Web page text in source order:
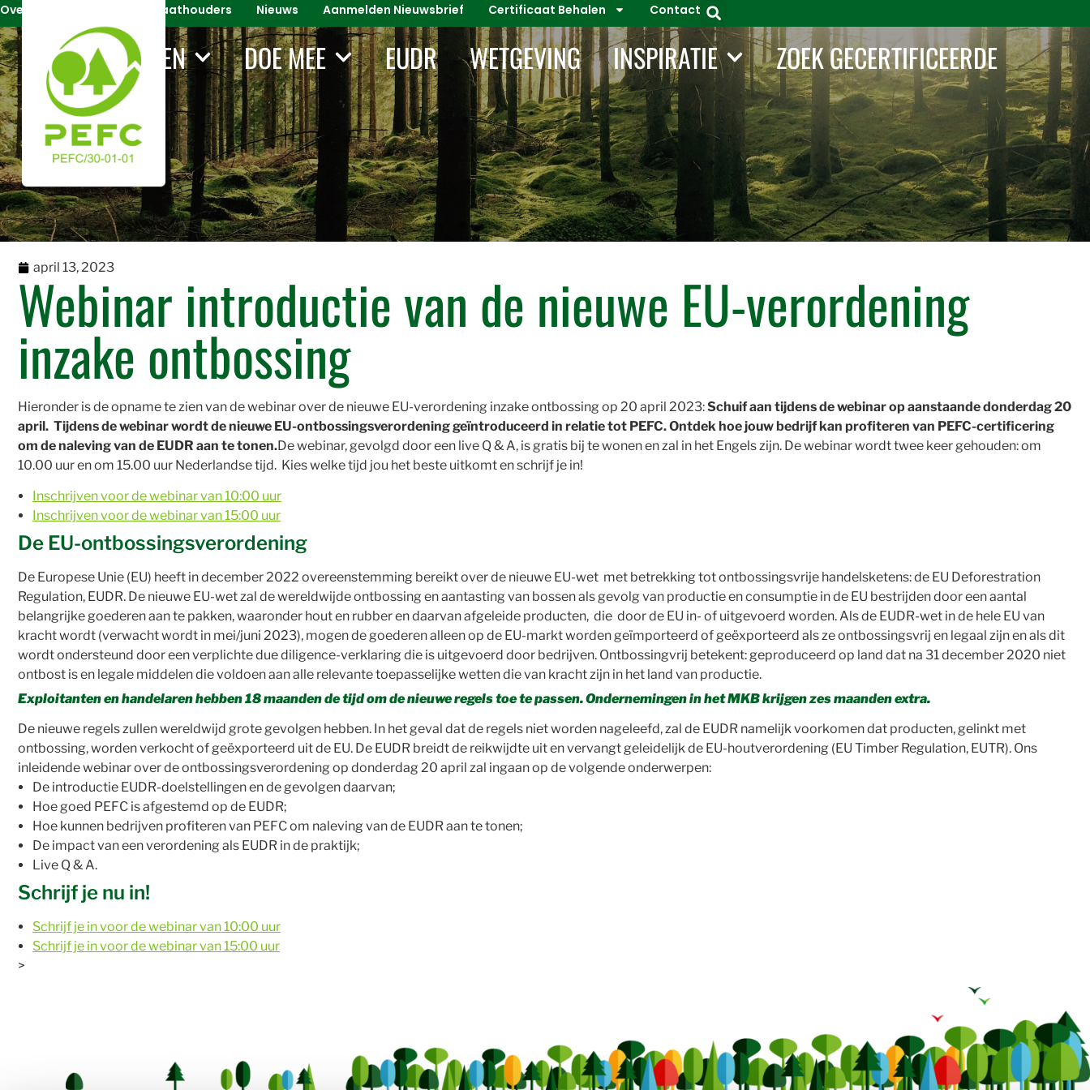
Over PEFC Voor Certificaathouders Nieuws Aanmelden Nieuwsbrief Certificaat Behalen Contact
WAT WIJ DOEN DOE MEE EUDR WETGEVING INSPIRATIE ZOEK GECERTIFICEERDE
april 13, 2023
Webinar introductie van de nieuwe EU-verordening
inzake ontbossing
Hieronder is de opname te zien van de webinar over de nieuwe EU-verordening inzake ontbossing op 20 april 2023:Schuif aan tijdens de webinar op aanstaande donderdag 20
april. Tijdens de webinar wordt de nieuwe EU-ontbossingsverordening geïntroduceerd in relatie tot PEFC. Ontdek hoe jouw bedrijf kan profiteren van PEFC-certificering
om de naleving van de EUDR aan te tonen.De webinar, gevolgd door een live Q & A, is gratis bij te wonen en zal in het Engels zijn. De webinar wordt twee keer gehouden: om
10.00 uur en om 15.00 uur Nederlandse tijd. Kies welke tijd jou het beste uitkomt en schrijf je in!
Inschrijven voor de webinar van 10:00 uur
Inschrijven voor de webinar van 15:00 uur
De EU-ontbossingsverordening
De Europese Unie (EU) heeft in december 2022 overeenstemming bereikt over de nieuwe EU-wet met betrekking tot ontbossingsvrije handelsketens: de EU Deforestration
Regulation, EUDR. De nieuwe EU-wet zal de wereldwijde ontbossing en aantasting van bossen als gevolg van productie en consumptie in de EU bestrijden door een aantal
belangrijke goederen aan te pakken, waaronder hout en rubber en daarvan afgeleide producten, die door de EU in- of uitgevoerd worden. Als de EUDR-wet in de hele EU van
kracht wordt (verwacht wordt in mei/juni 2023), mogen de goederen alleen op de EU-markt worden geïmporteerd of geëxporteerd als ze ontbossingsvrij en legaal zijn en als dit
wordt ondersteund door een verplichte due diligence-verklaring die is uitgevoerd door bedrijven. Ontbossingvrij betekent: geproduceerd op land dat na 31 december 2020 niet
ontbost is en legale middelen die voldoen aan alle relevante toepasselijke wetten die van kracht zijn in het land van productie.
Exploitanten en handelaren hebben 18 maanden de tijd om de nieuwe regels toe te passen. Ondernemingen in het MKB krijgen zes maanden extra.
De nieuwe regels zullen wereldwijd grote gevolgen hebben. In het geval dat de regels niet worden nageleefd, zal de EUDR namelijk voorkomen dat producten, gelinkt met
ontbossing, worden verkocht of geëxporteerd uit de EU. De EUDR breidt de reikwijdte uit en vervangt geleidelijk de EU-houtverordening (EU Timber Regulation, EUTR). Ons
inleidende webinar over de ontbossingsverordening op donderdag 20 april zal ingaan op de volgende onderwerpen:
De introductie EUDR-doelstellingen en de gevolgen daarvan;
Hoe goed PEFC is afgestemd op de EUDR;
Hoe kunnen bedrijven profiteren van PEFC om naleving van de EUDR aan te tonen;
De impact van een verordening als EUDR in de praktijk;
Live Q & A.
Schrijf je nu in!
Schrijf je in voor de webinar van 10:00 uur
Schrijf je in voor de webinar van 15:00 uur
>